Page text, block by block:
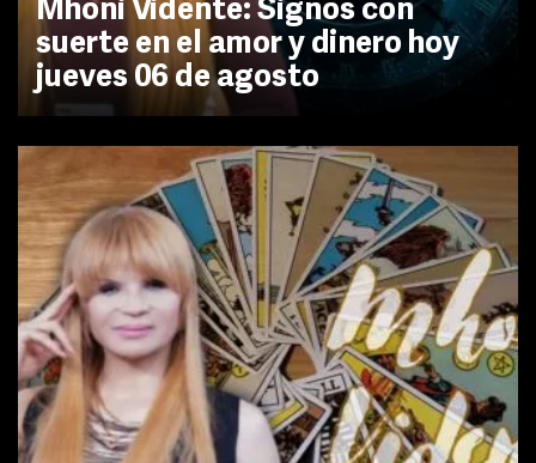
Mhoni Vidente: Signos con
suerte en el amor y dinero hoy
jueves 06 de agosto